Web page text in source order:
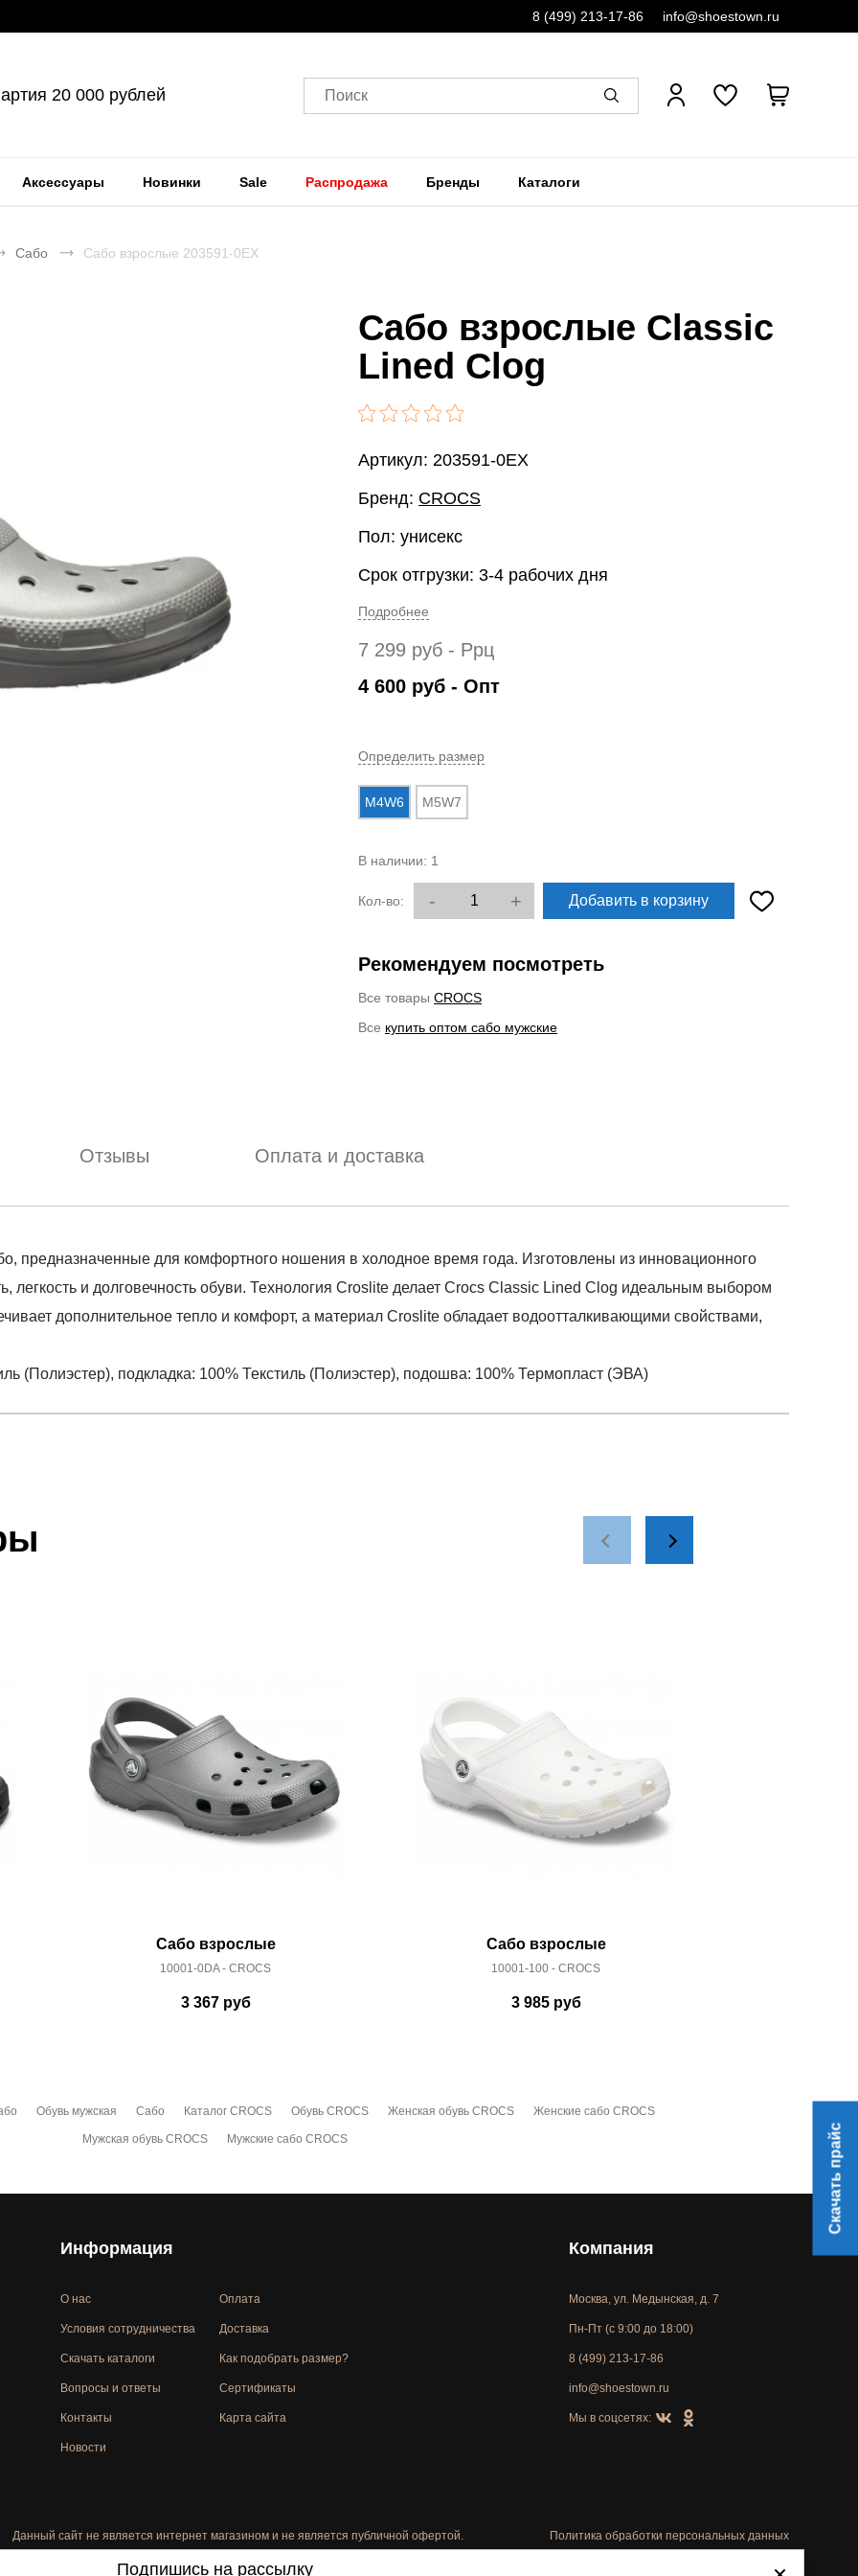
8 (499) 213-17-86 info@shoestown.ru
20 000 рублей Поиск
Аксессуары Новинки Sale Распродажа Бренды Каталоги
Сабо Сабо взрослые 203591-0EX
Сабо взрослые Classic
Lined Clog
Артикул: 203591-0EX
Бренд: CROCS
Пол: унисекс
Срок отгрузки: 3-4 рабочих дня
Подробнее
7 299 руб - Ррц
4 600 руб - Опт
Определить размер
M4W6 M5W7
В наличии: 1
Кол-во: - + Добавить в корзину
Рекомендуем посмотреть
Все товары CROCS
Все купить оптом сабо мужские
Отзывы Оплата и доставка
предназначенные для комфортного ношения в холодное время года. Изготовлены из инновационного
легкость и долговечность обуви. Технология Croslite делает Crocs Classic Lined Clog идеальным выбором
дополнительное тепло и комфорт, а материал Croslite обладает водоотталкивающими свойствами,
(Полиэстер), подкладка: 100% Текстиль (Полиэстер), подошва: 100% Термопласт (ЭВА)
Сабо взрослые
10001-0DA - CROCS
3 367руб
Сабо взрослые
10001-100 - CROCS
3 985руб
Обувь мужская Сабо Каталог CROCS Обувь CROCS Женская обувь CROCS Женские сабо CROCS
Мужская обувь CROCS Мужские сабо CROCS
Информация
О нас
Условия сотрудничества
Скачать каталоги
Вопросы и ответы
Контакты
Новости
Оплата
Доставка
Как подобрать размер?
Сертификаты
Карта сайта
Компания
Москва, ул. Медынская, д. 7
Пн-Пт (с 9:00 до 18:00)
8 (499) 213-17-86
info@shoestown.ru
Мы в соцсетях:
Данный сайт не является интернет магазином и не является публичной офертой. Политика обработки персональных данных
Скачать прайс
Подпишись на рассылку